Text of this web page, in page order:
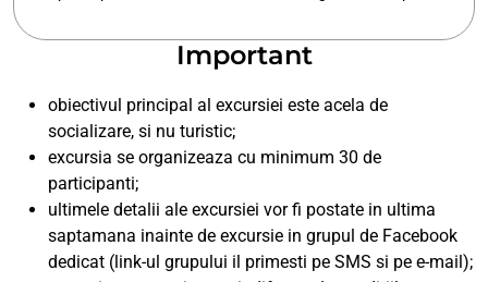
Important
obiectivul principal al excursiei este acela de
socializare, si nu turistic;
excursia se organizeaza cu minimum 30 de
participanti;
ultimele detalii ale excursiei vor fi postate in ultima
saptamana inainte de excursie in grupul de Facebook
dedicat (link-ul grupului il primesti pe SMS si pe e-mail);